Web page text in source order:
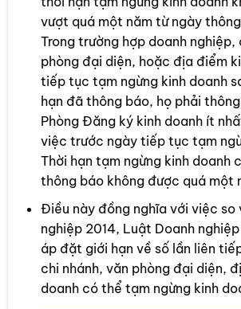
vượt quá một năm từ ngày
Trong trường hợp doanh nghiệp,
phòng đại diện, hoặc địa điểm
tiếp tục tạm ngừng kinh doanh
hạn đã thông báo, họ phải
Phòng Đăng ký kinh doanh ít
việc trước ngày tiếp tục tạm
Thời hạn tạm ngừng kinh doanh
thông báo không được quá một
Điều này đồng nghĩa với việc so
nghiệp 2014, Luật Doanh
áp đặt giới hạn về số lần liên
chi nhánh, văn phòng đại diện,
doanh có thể tạm ngừng kinh